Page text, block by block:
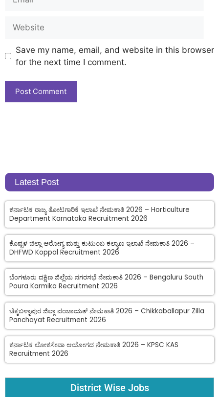
Save my name, email, and website in this browser
for the next time I comment.
Latest Post
ಕರ್ನಾಟಕ ರಾಜ್ಯ ತೋಟಗಾರಿಕೆ ಇಲಾಖೆ ನೇಮಕಾತಿ 2026 – Horticulture
Department Karnataka Recruitment 2026
ಕೊಪ್ಪಳ ಜಿಲ್ಲಾ ಆರೋಗ್ಯ ಮತ್ತು ಕುಟುಂಬ ಕಲ್ಯಾಣ ಇಲಾಖೆ ನೇಮಕಾತಿ 2026 –
DHFWD Koppal Recruitment 2026
ಬೆಂಗಳೂರು ದಕ್ಷಿಣ ಜಿಲ್ಲೆಯ ನಗರಸಭೆ ನೇಮಕಾತಿ 2026 – Bengaluru South
Poura Karmika Recruitment 2026
ಚಿಕ್ಕಬಳ್ಳಾಪುರ ಜಿಲ್ಲಾ ಪಂಚಾಯತ್ ನೇಮಕಾತಿ 2026 – Chikkaballapur Zilla
Panchayat Recruitment 2026
ಕರ್ನಾಟಕ ಲೋಕಸೇವಾ ಆಯೋಗದ ನೇಮಕಾತಿ 2026 – KPSC KAS
Recruitment 2026
District Wise Jobs